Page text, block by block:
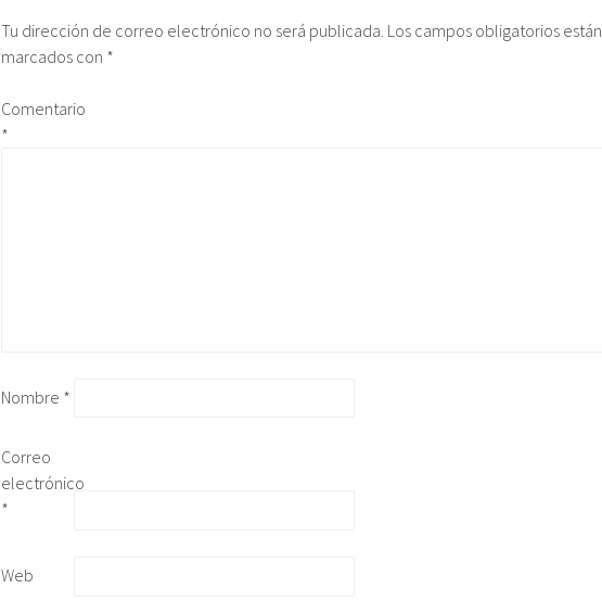
Tu dirección de correo electrónico no será publicada. Los campos obligatorios están
marcados con *
Comentario
*
Nombre *
Correo
electrónico
*
Web